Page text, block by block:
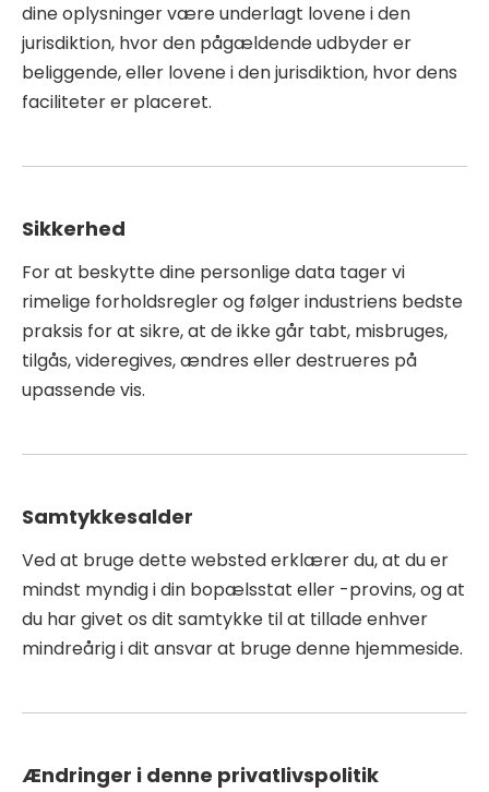
dine oplysninger være underlagt lovene i den
jurisdiktion, hvor den pågældende udbyder er
beliggende, eller lovene i den jurisdiktion, hvor dens
faciliteter er placeret.
Sikkerhed
For at beskytte dine personlige data tager vi
rimelige forholdsregler og følger industriens bedste
praksis for at sikre, at de ikke går tabt, misbruges,
tilgås, videregives, ændres eller destrueres på
upassende vis.
Samtykkesalder
Ved at bruge dette websted erklærer du, at du er
mindst myndig i din bopælsstat eller -provins, og at
du har givet os dit samtykke til at tillade enhver
mindreårig i dit ansvar at bruge denne hjemmeside.
Ændringer i denne privatlivspolitik